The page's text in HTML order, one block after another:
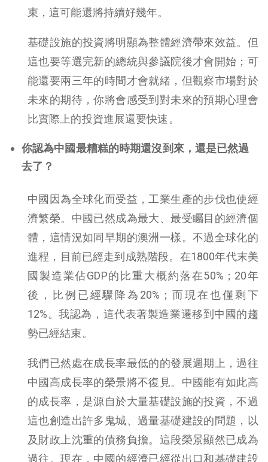
束，這可能還將持續好幾年。
基礎設施的投資將明顯為整體經濟帶來效益。但
這也要等選完新的總統與參議院後才會開始；可
能還要兩三年的時間才會就緒，但觀察市場對於
未來的期待，你將會感受到對未來的預期心理會
比實際上的投資進展還要快速。
你認為中國最糟糕的時期還沒到來，還是已然過
去了？
中國因為全球化而受益，工業生產的步伐也使經
濟繁榮。中國已然成為最大、最受矚目的經濟個
體，這情況如同早期的澳洲一樣。不過全球化的
進程，目前已經走到成熟階段。在1800年代末美
國製造業佔GDP的比重大概約落在50%；20年
後，比例已經驟降為20%；而現在也僅剩下
12%。我認為，這代表著製造業遷移到中國的趨
勢已經結束。
我們已然處在成長率最低的的發展週期上，過往
中國高成長率的榮景將不復見。中國能有如此高
的成長率，是源自於大量基礎設施的投資，不過
這也創造出許多鬼城、過量基礎建設的問題，以
及財政上沈重的債務負擔。這段榮景顯然已成為
過往。現在，中國的經濟已經從出口和基礎建設